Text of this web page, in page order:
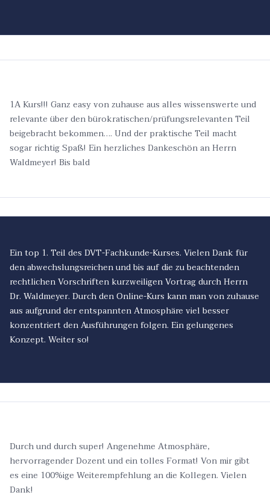
1A Kurs!!! Ganz easy von zuhause aus alles wissenswerte und
relevante über den bürokratischen/prüfungsrelevanten Teil
beigebracht bekommen…. Und der praktische Teil macht
sogar richtig Spaß! Ein herzliches Dankeschön an Herrn
Waldmeyer! Bis bald
Ein top 1. Teil des DVT-Fachkunde-Kurses. Vielen Dank für
den abwechslungsreichen und bis auf die zu beachtenden
rechtlichen Vorschriften kurzweiligen Vortrag durch Herrn
Dr. Waldmeyer. Durch den Online-Kurs kann man von zuhause
aus aufgrund der entspannten Atmosphäre viel besser
konzentriert den Ausführungen folgen. Ein gelungenes
Konzept. Weiter so!
Durch und durch super! Angenehme Atmosphäre,
hervorragender Dozent und ein tolles Format! Von mir gibt
es eine 100%ige Weiterempfehlung an die Kollegen. Vielen
Dank!